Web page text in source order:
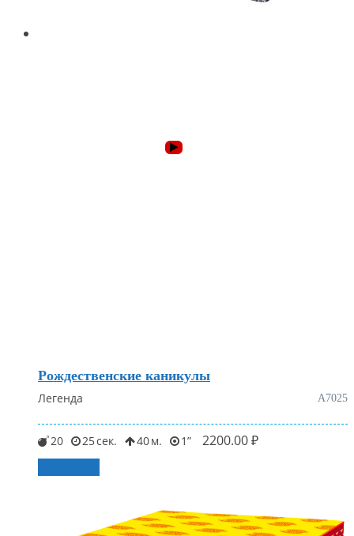
Рождественские каникулы
А7025
Легенда
20 25 40 1 2200.00₽